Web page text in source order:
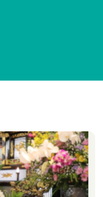
メイドの花祭壇を制作